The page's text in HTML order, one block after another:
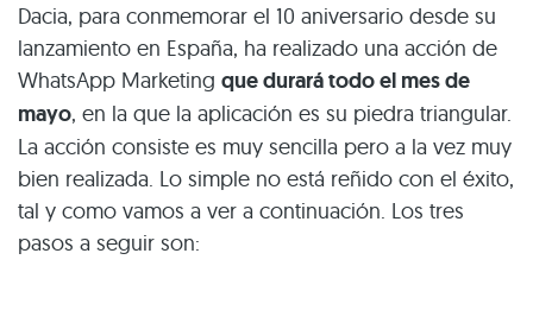
Dacia, para conmemorar el 10 aniversario desde su
lanzamiento en España, ha realizado una acción de
WhatsApp Marketing que durará todo el mes de
mayo, en la que la aplicación es su piedra triangular.
La acción consiste es muy sencilla pero a la vez muy
bien realizada. Lo simple no está reñido con el éxito,
tal y como vamos a ver a continuación. Los tres
pasos a seguir son: